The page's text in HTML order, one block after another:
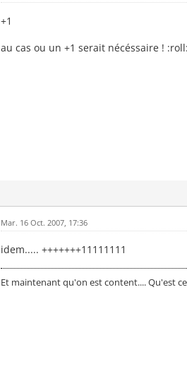
+1
au cas ou un +1 serait nécéssaire !
Mar. 16 Oct. 2007, 17:36
idem..... +++++++11111111
Et maintenant qu'on est content.... Qu'est